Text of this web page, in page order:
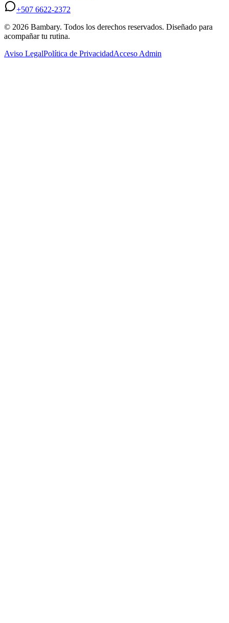
+507 6622-2372
© 2026 Bambary. Todos los derechos reservados. Diseñado para
acompañar tu rutina.
Aviso LegalPolítica de PrivacidadAcceso Admin